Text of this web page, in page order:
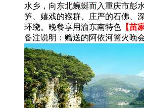
水乡，向东北蜿蜒而入重庆市彭
笋、嬉戏的猴群、庄严的石佛、
环绕。晚餐享用渝东南特色 【苗
备注说明：赠送的阿依河篝火晚